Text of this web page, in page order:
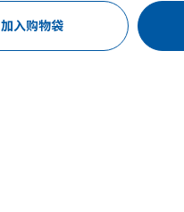
加入购物袋